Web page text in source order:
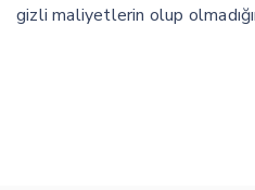
gizli maliyetlerin olup